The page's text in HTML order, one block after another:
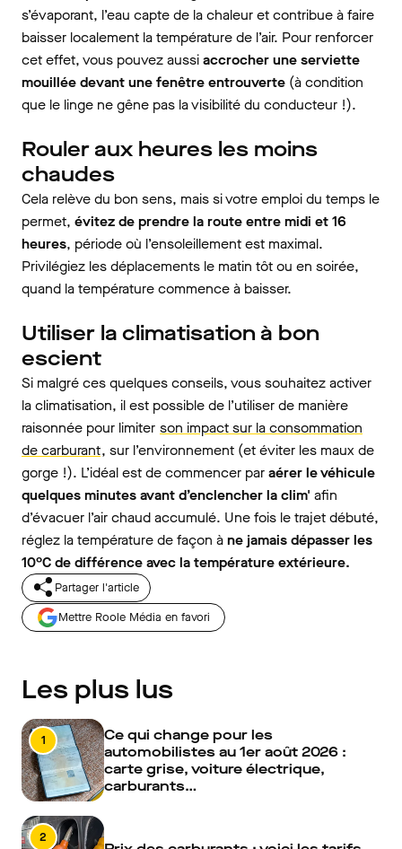
s’évaporant, l’eau capte de la chaleur et contribue à faire
baisser localement la température de l’air. Pour renforcer
cet effet, vous pouvez aussiaccrocher une serviette
mouillée devant une fenêtre entrouverte (à condition
que le linge ne gêne pas la visibilité du conducteur !).
Rouler aux heures les moins
chaudes
Cela relève du bon sens, mais si votre emploi du temps le
permet, évitez de prendre la route entre midi et 16
heures, période où l’ensoleillement est maximal.
Privilégiez les déplacements le matin tôt ou en soirée,
quand la température commence à baisser.
Utiliser la climatisation à bon
escient
Si malgré ces quelques conseils, vous souhaitez activer
la climatisation, il est possible de l’utiliser de manière
raisonnée pour limiter son impact sur la consommation
de carburant, sur l’environnement (et éviter les maux de
gorge !). L’idéal est de commencer paraérer le véhicule
quelques minutes avant d’enclencher la clim' afin
d’évacuer l’air chaud accumulé. Une fois le trajet débuté,
réglez la température de façon àne jamais dépasser les
10°C de différence avec la température extérieure.
Partager l'article
Mettre Roole Média en favori
Les plus lus
1
Ce qui change pour les
automobilistes au 1er août 2026 :
carte grise, voiture électrique,
carburants…
2